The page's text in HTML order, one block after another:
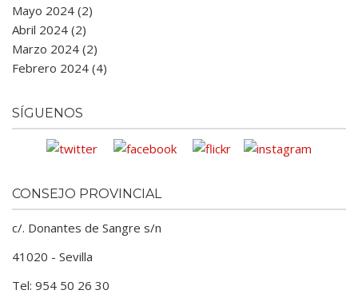
Mayo 2024 (2)
Abril 2024 (2)
Marzo 2024 (2)
Febrero 2024 (4)
SÍGUENOS
CONSEJO PROVINCIAL
c/. Donantes de Sangre s/n
41020 - Sevilla
Tel: 954 50 26 30